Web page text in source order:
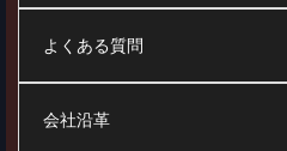
よくある質問
会社沿革